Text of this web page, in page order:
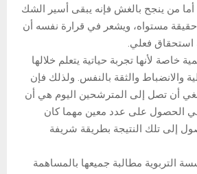
أما من ينجح بالغش فإنه يبقى أسير الشك
مستواه، ويشعر في قرارة نفسه أن
استحقاق فعلي.
خاصة لأنها تجربة حياتية يتعلم خلالها
والانضباط والثقة بالنفس. ولذلك فإن
أن تصل إلى المترشحين اليوم هي أن
في الحصول على عدد معين مهما كان
إلى تلك النتيجة بطريقة شريفة
التربوية مطالبة جميعها بالمساهمة